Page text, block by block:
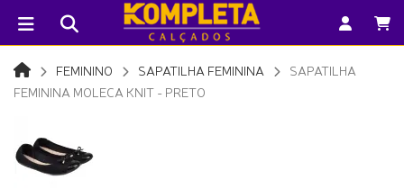
FEMININO SAPATILHA FEMININA
SAPATILHA
FEMININA MOLECA KNIT - PRETO